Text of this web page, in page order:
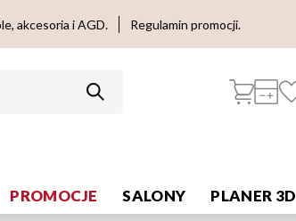
akcesoria i AGD. Regulamin promocji.
PROMOCJE SALONY PLANER 3D